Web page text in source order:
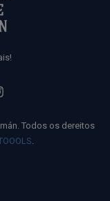
Todos os dereitos